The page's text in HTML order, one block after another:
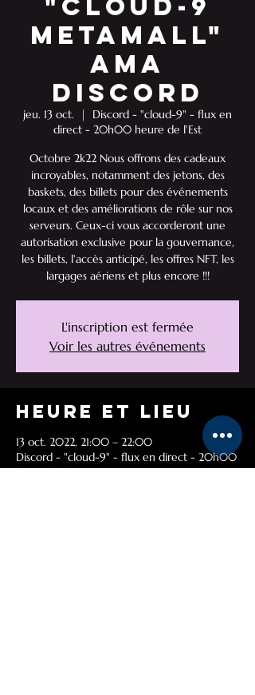
"Cloud-9
Metamall"
AMA
Discord
jeu. 13 oct.
  |
Discord - "cloud-9" - flux en
direct - 20h00 heure de l'Est
Octobre 2k22 Nous offrons des cadeaux
incroyables, notamment des jetons, des
baskets, des billets pour des événements
locaux et des améliorations de rôle sur nos
serveurs. Ceux-ci vous accorderont une
autorisation exclusive pour la gouvernance,
les billets, l'accès anticipé, les offres NFT, les
largages aériens et plus encore !!!
L'inscription est fermée
Voir les autres événements
Heure et lieu
13 oct. 2022, 21:00 – 22:00
Discord - "cloud-9" - flux en direct - 20h00
heure de l'Est